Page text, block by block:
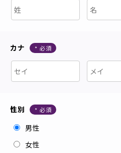
CORPORATE
カナ
性別
男性
女性